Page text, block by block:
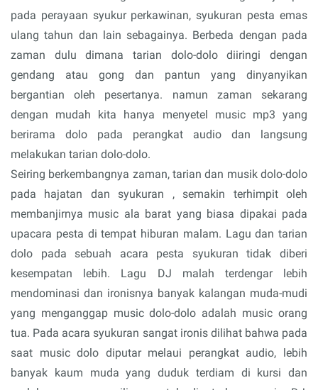
pada perayaan syukur perkawinan, syukuran pesta emas
ulang tahun dan lain sebagainya. Berbeda dengan pada
zaman dulu dimana tarian dolo-dolo diiringi dengan
gendang atau gong dan pantun yang dinyanyikan
bergantian oleh pesertanya. namun zaman sekarang
dengan mudah kita hanya menyetel music mp3 yang
berirama dolo pada perangkat audio dan langsung
melakukan tarian dolo-dolo.
Seiring berkembangnya zaman, tarian dan musik dolo-dolo
pada hajatan dan syukuran , semakin terhimpit oleh
membanjirnya music ala barat yang biasa dipakai pada
upacara pesta di tempat hiburan malam. Lagu dan tarian
dolo pada sebuah acara pesta syukuran tidak diberi
kesempatan lebih. Lagu DJ malah terdengar lebih
mendominasi dan ironisnya banyak kalangan muda-mudi
yang menganggap music dolo-dolo adalah music orang
tua. Pada acara syukuran sangat ironis dilihat bahwa pada
saat music dolo diputar melaui perangkat audio, lebih
banyak kaum muda yang duduk terdiam di kursi dan